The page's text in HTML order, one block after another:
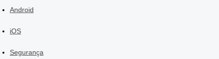
Android
iOS
Segurança